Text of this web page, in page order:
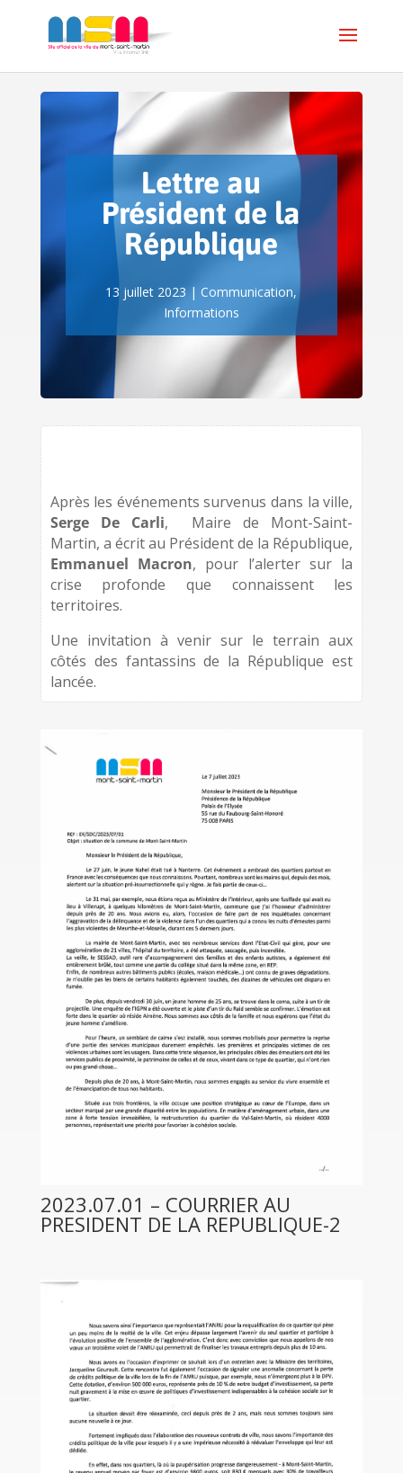
Lettre au
Président de la
République
13 juillet 2023 |Communication,
Informations
Après les événements survenus dans la ville,
Serge De Carli, Maire de Mont-Saint-
Martin, a écrit au Président de la République,
Emmanuel Macron, pour l’alerter sur la
crise profonde que connaissent les
territoires.
Une invitation à venir sur le terrain aux
côtés des fantassins de la République est
lancée.
2023.07.01 – COURRIER AU
PRESIDENT DE LA REPUBLIQUE-2